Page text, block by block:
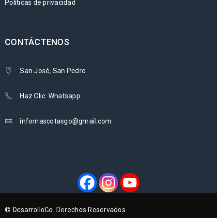
Políticas de privacidad
CONTÁCTENOS
San José, San Pedro
Haz Clic: Whatsapp
infomascotasgo@gmail.com
© DesarrolloGo. Derechos Reservados